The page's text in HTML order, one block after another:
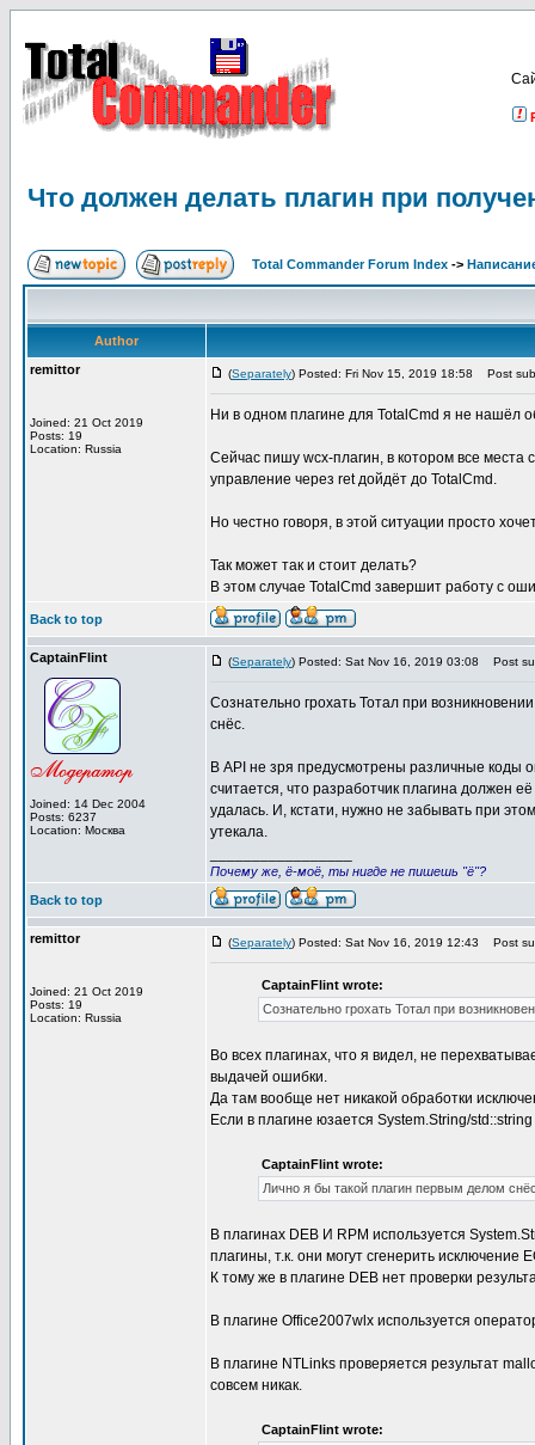
Что должен делать плагин при
Total Commander Forum Index ->
Author
remittor
Joined: 21 Oct 2019
Posts: 19
Location: Russia
(Separately) Posted: Fri Nov 15, 2019 18:58 Post
Ни в одном плагине для TotalCmd я не нашёл
Сейчас пишу wcx-плагин, в котором все
управление через ret дойдёт до TotalCmd.
Но честно говоря, в этой ситуации просто
Так может так и стоит делать?
В этом случае TotalCmd завершит работу с
Back to top
CaptainFlint
Joined: 14 Dec 2004
Posts: 6237
Location: Москва
(Separately) Posted: Sat Nov 16, 2019 03:08 Post
Сознательно грохать Тотал при
снёс.
В API не зря предусмотрены различные коды
считается, что разработчик плагина должен
удалась. И, кстати, нужно не забывать при
утекала.
Почему же, ё-моё, ты нигде не пишешь "ё"?
Back to top
remittor
Joined: 21 Oct 2019
Posts: 19
Location: Russia
(Separately) Posted: Sat Nov 16, 2019 12:43 Post
CaptainFlint wrote:
Сознательно грохать Тотал при
Во всех плагинах, что я видел, не
выдачей ошибки.
Да там вообще нет никакой обработки
Если в плагине юзается System.String/
CaptainFlint wrote:
Лично я бы такой плагин первым делом
В плагинах DEB И RPM используется
плагины, т.к. они могут сгенерить исключение
К тому же в плагине DEB нет проверки
В плагине Office2007wlx используется
В плагине NTLinks проверяется результат
совсем никак.
CaptainFlint wrote: